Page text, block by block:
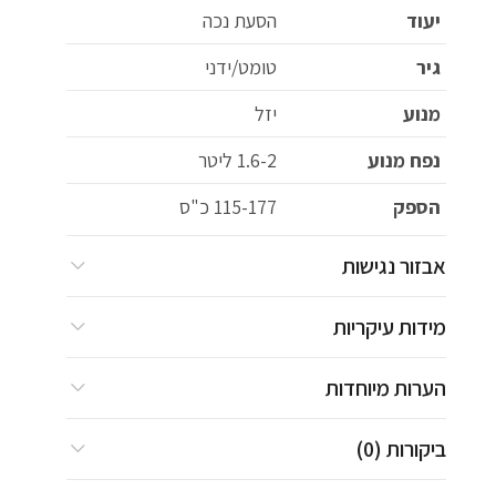
יעוד
הסעת נכה
גיר
טומט/ידני
מנוע
יזל
נפח מנוע
1.6-2 ליטר
הספק
115-177 כ"ס
אבזור נגישות
מידות עיקריות
הערות מיוחדות
ביקורות (0)